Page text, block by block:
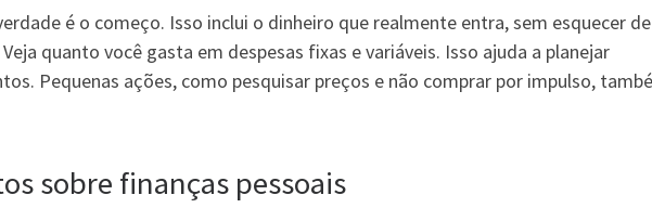
é o começo. Isso inclui o dinheiro que realmente entra, sem esquecer de
Veja quanto você gasta em despesas fixas e variáveis. Isso ajuda a planejar
Pequenas ações, como pesquisar preços e não comprar por impulso,
sobre finanças pessoais